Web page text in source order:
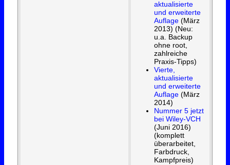
aktualisierte
und erweiterte
Auflage (März
2013) (Neu:
u.a. Backup
ohne root,
zahlreiche
Praxis-Tipps)
Vierte,
aktualisierte
und erweiterte
Auflage (März
2014)
Nummer 5 jetzt
bei Wiley-VCH
(Juni 2016)
(komplett
überarbeitet,
Farbdruck,
Kampfpreis)